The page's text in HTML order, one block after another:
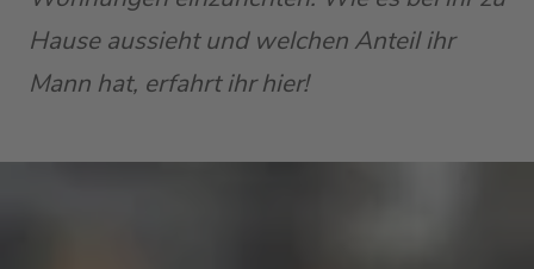
Hause aussieht und welchen Anteil ihr
Mann hat, erfahrt ihr hier!